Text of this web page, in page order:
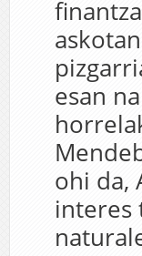
esan
ohi da,
interes